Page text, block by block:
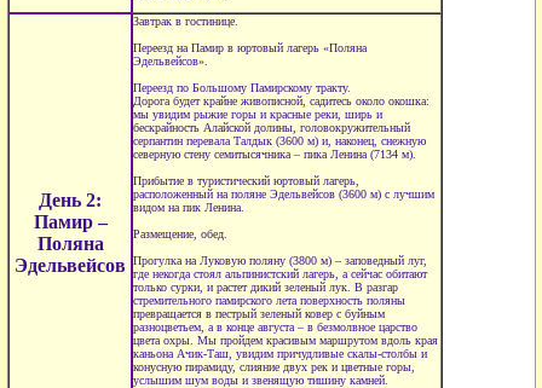
День 2:
Памир –
Поляна
Эдельвейсов
Завтрак в гостинице.
Переезд на Памир в юртовый лагерь «Поляна
Эдельвейсов».
Переезд по Большому Памирскому тракту.
Дорога будет крайне живописной, садитесь около окошка:
мы увидим рыжие горы и красные реки, ширь и
бескрайность Алайской долины, головокружительный
серпантин перевала Талдык (3600 м) и, наконец, снежную
северную стену семитысячника – пика Ленина (7134 м).
Прибытие в туристический юртовый лагерь,
расположенный на поляне Эдельвейсов (3600 м) с лучшим
видом на пик Ленина.
Размещение, обед.
Прогулка на Луковую поляну (3800 м) – заповедный луг,
где некогда стоял альпинистский лагерь, а сейчас обитают
только сурки, и растет дикий зеленый лук. В разгар
стремительного памирского лета поверхность поляны
превращается в пестрый зеленый ковер с буйным
разноцветьем, а в конце августа – в безмолвное царство
цвета охры. Мы пройдем красивым маршрутом вдоль края
каньона Ачик-Таш, увидим причудливые скалы-столбы и
конусную пирамиду, слияние двух рек и цветные горы,
услышим шум воды и звенящую тишину камней.